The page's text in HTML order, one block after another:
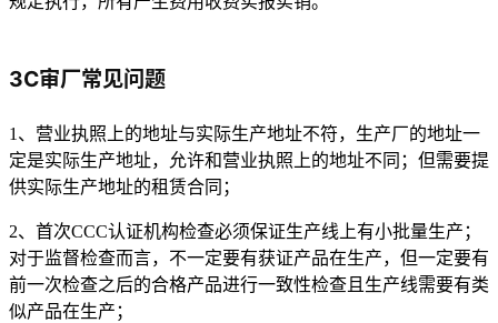
3C审厂常见问题
1、营业执照上的地址与实际生产地址不符，生产厂的地址一
定是实际生产地址，允许和营业执照上的地址不同；但需要提
供实际生产地址的租赁合同；
2、首次CCC认证机构检查必须保证生产线上有小批量生产；
对于监督检查而言，不一定要有获证产品在生产，但一定要有
前一次检查之后的合格产品进行一致性检查且生产线需要有类
似产品在生产；